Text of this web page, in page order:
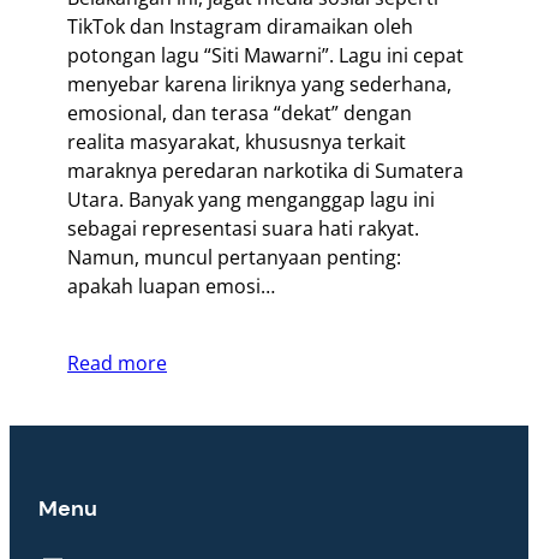
TikTok dan Instagram diramaikan oleh
potongan lagu “Siti Mawarni”. Lagu ini cepat
menyebar karena liriknya yang sederhana,
emosional, dan terasa “dekat” dengan
realita masyarakat, khususnya terkait
maraknya peredaran narkotika di Sumatera
Utara. Banyak yang menganggap lagu ini
sebagai representasi suara hati rakyat.
Namun, muncul pertanyaan penting:
apakah luapan emosi…
Read more
Menu